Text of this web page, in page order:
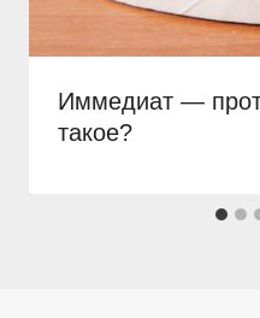
Иммедиат —
такое?